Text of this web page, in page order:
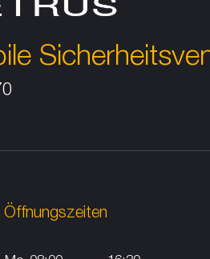
Öffnungszeiten